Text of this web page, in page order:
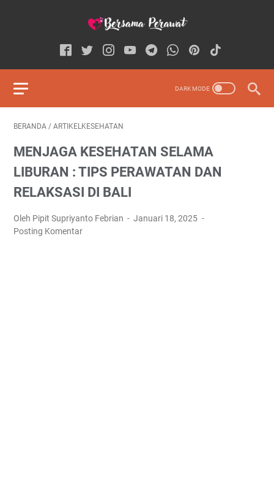
BERANDA / ARTIKELKESEHATAN
MENJAGA KESEHATAN SELAMA
LIBURAN : TIPS PERAWATAN DAN
RELAKSASI DI BALI
Oleh Pipit Supriyanto Febrian
Januari 18, 2025
Posting Komentar